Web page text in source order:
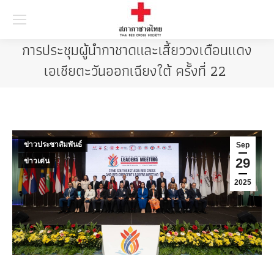
การประชุมผู้นำกาชาดและเสี้ยววงเดือนแดง
เอเชียตะวันออกเฉียงใต้ ครั้งที่ 22
Sep
29
2025
ข่าวประชาสัมพันธ์
ข่าวเด่น